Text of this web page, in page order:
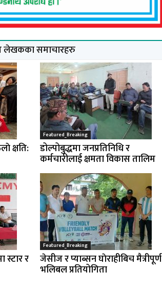
लेखकका समाचारहरु
क्षति:
Featured_Breaking
डोल्पोबुद्धमा जनप्रतिनिधि र
कर्मचारीलाई क्षमता विकास तालिम
स्टार र
Featured_Breaking
जेसीज र प्याब्सन घाेराहीबिच मैत्रीपूर्ण
भलिबल प्रतियोगिता